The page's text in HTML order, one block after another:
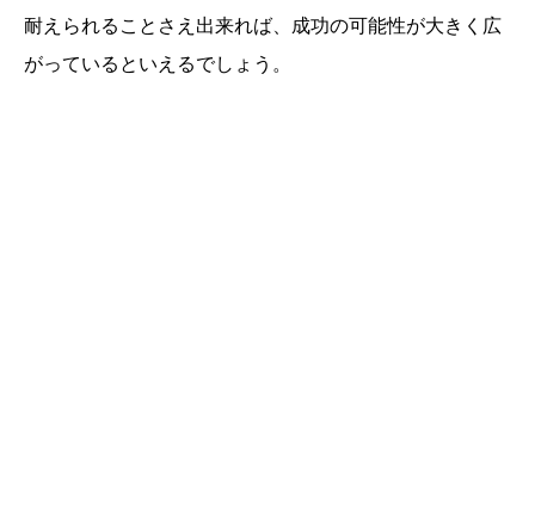
耐えられることさえ出来れば、成功の可能性が大きく広
がっているといえるでしょう。